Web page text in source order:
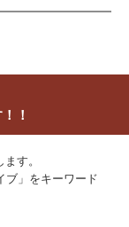
！
す。
ブ」をキーワード